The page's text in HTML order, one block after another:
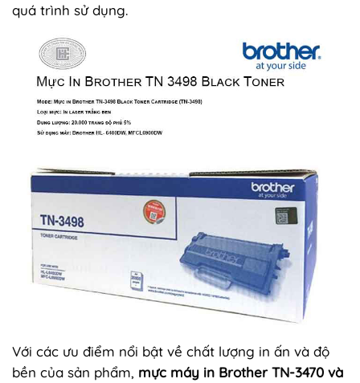
quá trình sử dụng.
Với các ưu điểm nổi bật về chất lượng in ấn và độ
bền của sản phẩm, mực máy in Brother TN-3470 và